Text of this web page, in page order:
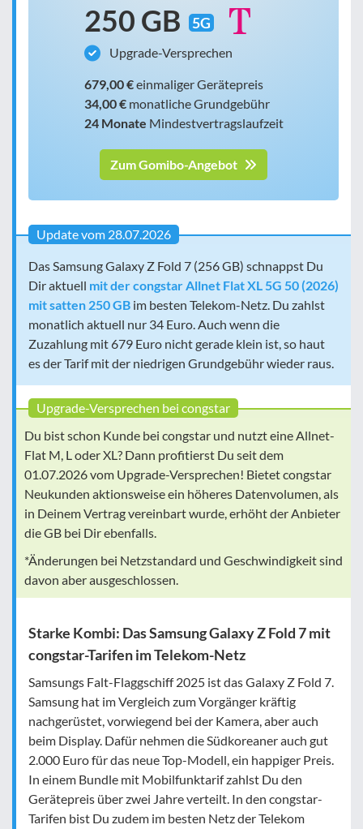
250 GB 5G
Upgrade-Versprechen
679,00 €einmaliger Gerätepreis
34,00 € monatliche Grundgebühr
24 Monate Mindestvertragslaufzeit
Zum Gomibo-Angebot
Update vom 28.07.2026
Das Samsung Galaxy Z Fold 7 (256 GB) schnappst Du
Dir aktuell mit der congstar Allnet Flat XL 5G 50 (2026)
mit satten 250 GB im besten Telekom-Netz. Du zahlst
monatlich aktuell nur 34 Euro. Auch wenn die
Zuzahlung mit 679 Euro nicht gerade klein ist, so haut
es der Tarif mit der niedrigen Grundgebühr wieder raus.
Upgrade-Versprechen bei congstar
Du bist schon Kunde bei congstar und nutzt eine Allnet-
Flat M, L oder XL? Dann profitierst Du seit dem
01.07.2026 vom Upgrade-Versprechen! Bietet congstar
Neukunden aktionsweise ein höheres Datenvolumen, als
in Deinem Vertrag vereinbart wurde, erhöht der Anbieter
die GB bei Dir ebenfalls.
*Änderungen bei Netzstandard und Geschwindigkeit sind
davon aber ausgeschlossen.
Starke Kombi: Das Samsung Galaxy Z Fold 7 mit
congstar-Tarifen im Telekom-Netz
Samsungs Falt-Flaggschiff 2025 ist das Galaxy Z Fold 7.
Samsung hat im Vergleich zum Vorgänger kräftig
nachgerüstet, vorwiegend bei der Kamera, aber auch
beim Display. Dafür nehmen die Südkoreaner auch gut
2.000 Euro für das neue Top-Modell, ein happiger Preis.
In einem Bundle mit Mobilfunktarif zahlst Du den
Gerätepreis über zwei Jahre verteilt. In den congstar-
Tarifen bist Du zudem im besten Netz der Telekom